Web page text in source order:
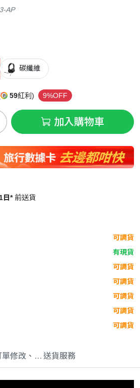
AP
碳纖維
59紅利) 9%OFF
加入購物車
日* 前送貨
可調貨
有現貨
可調貨
可調貨
可調貨
可調貨
可調貨
修改、取消與退款政策
送貨服務